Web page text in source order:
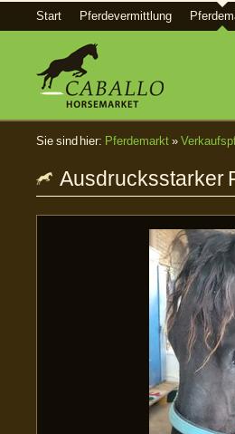
Start Pferdevermittlung
Sie sind hier: Pferdemarkt »
Ausdrucksstarker